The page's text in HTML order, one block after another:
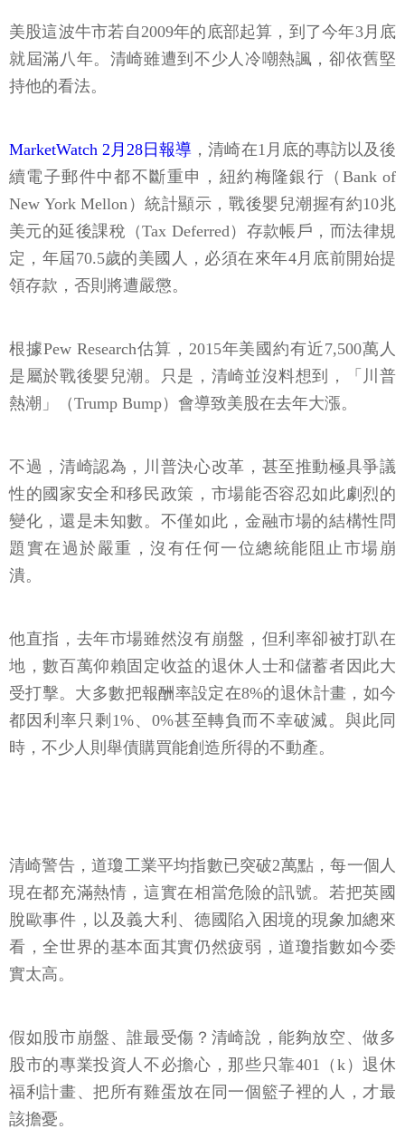
美股這波牛市若自2009年的底部起算，到了今年3月底
就屆滿八年。清崎雖遭到不少人冷嘲熱諷，卻依舊堅
持他的看法。
MarketWatch 2月28日報導 ，清崎在1月底的專訪以及後
續電子郵件中都不斷重申，紐約梅隆銀行（Bank of
New York Mellon）統計顯示，戰後嬰兒潮握有約10兆
美元的延後課稅（Tax Deferred）存款帳戶，而法律規
定，年屆70.5歲的美國人，必須在來年4月底前開始提
領存款，否則將遭嚴懲。
根據Pew Research估算，2015年美國約有近7,500萬人
是屬於戰後嬰兒潮。只是，清崎並沒料想到，「川普
熱潮」（Trump Bump）會導致美股在去年大漲。
不過，清崎認為，川普決心改革，甚至推動極具爭議
性的國家安全和移民政策，市場能否容忍如此劇烈的
變化，還是未知數。不僅如此，金融市場的結構性問
題實在過於嚴重，沒有任何一位總統能阻止市場崩
潰。
他直指，去年市場雖然沒有崩盤，但利率卻被打趴在
地，數百萬仰賴固定收益的退休人士和儲蓄者因此大
受打擊。大多數把報酬率設定在8%的退休計畫，如今
都因利率只剩1%、0%甚至轉負而不幸破滅。與此同
時，不少人則舉債購買能創造所得的不動產。
清崎警告，道瓊工業平均指數已突破2萬點，每一個人
現在都充滿熱情，這實在相當危險的訊號。若把英國
脫歐事件，以及義大利、德國陷入困境的現象加總來
看，全世界的基本面其實仍然疲弱，道瓊指數如今委
實太高。
假如股市崩盤、誰最受傷？清崎說，能夠放空、做多
股市的專業投資人不必擔心，那些只靠401（k）退休
福利計畫、把所有雞蛋放在同一個籃子裡的人，才最
該擔憂。